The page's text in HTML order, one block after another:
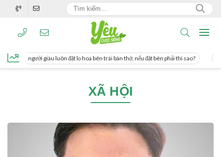
người giàu luôn đặt lọ hoa bên trái bàn thờ, nếu đặt bên phải thì sao?
XÃ HỘI